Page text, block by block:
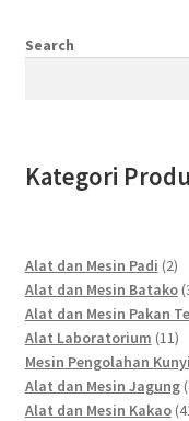
Search
Kategori
Alat dan Mesin Padi 22
Alat dan Mesin Batako
Alat dan Mesin Pakan
Alat Laboratorium 1111
Mesin Pengolahan
Alat dan Mesin Jagung
Alat dan Mesin Kakao